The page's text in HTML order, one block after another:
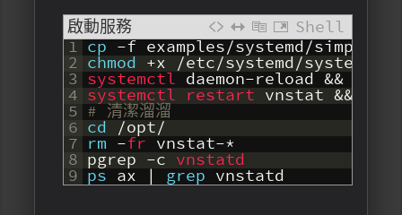
啟動服務
Shell
1
2
3
4
5
6
7
8
9
cp -f examples/systemd/simple
chmod +x /etc/systemd/system
systemctl daemon-reload &&
systemctl restart vnstat &&
# 清潔溜溜
cd /opt/
rm -fr vnstat-*
pgrep -c vnstatd
ps ax | grep vnstatd